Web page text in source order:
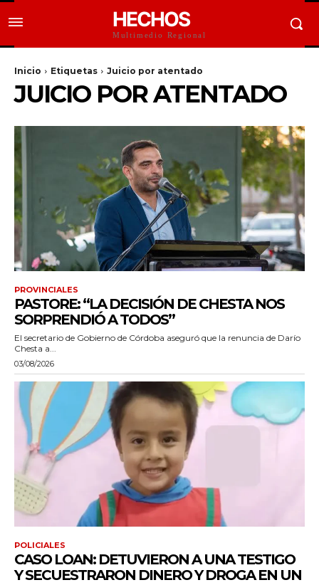
HECHOS
Multimedio Regional
Inicio Etiquetas Juicio por atentado
JUICIO POR ATENTADO
PROVINCIALES
PASTORE: “LA DECISIÓN DE CHESTA NOS
SORPRENDIÓ A TODOS”
El secretario de Gobierno de Córdoba aseguró que la renuncia de Darío
Chesta a...
03/08/2026
POLICIALES
CASO LOAN: DETUVIERON A UNA TESTIGO
Y SECUESTRARON DINERO Y DROGA EN UN